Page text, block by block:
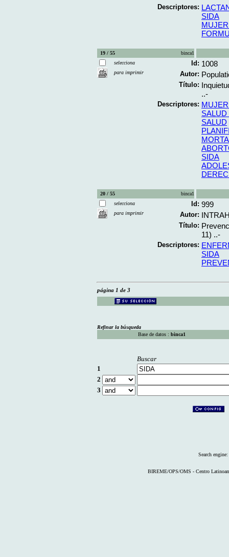
Descriptores:
SIDA
19 / 55
binca1
selecciona
para imprimir
Id: 1008
Autor:
Título:
..-
Descriptores:
SALUD
SIDA
20 / 55
binca1
selecciona
para imprimir
Id: 999
Autor:
Título:
11) ..-
Descriptores:
SIDA
página 1 de 3
Refinar la búsqueda
Base de datos : binca1
Buscar
1
2
3
Search engine:
BIREME/OPS/OMS - Centro